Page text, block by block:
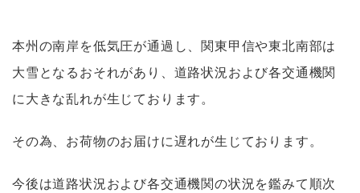
本州の南岸を低気圧が通過し、関東甲信や東北南部は
大雪となるおそれがあり、道路状況および各交通機関
に大きな乱れが生じております。
その為、お荷物のお届けに遅れが生じております。
今後は道路状況および各交通機関の状況を鑑みて順次